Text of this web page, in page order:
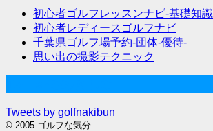
初心者ゴルフレッスンナビ-基礎知
初心者レディースゴルフナビ
千葉県ゴルフ場予約-団体-優待-
思い出の撮影テクニック
Tweets by golfnakibun
© 2005 ゴルフな気分